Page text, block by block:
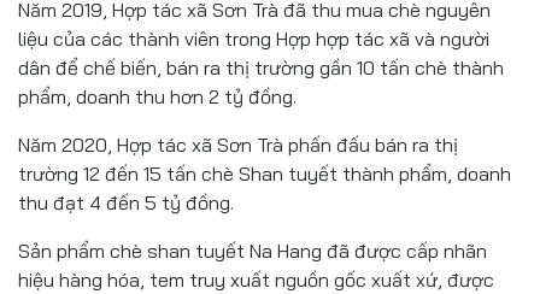
Năm 2019, Hợp tác xã Sơn Trà đã thu mua chè nguyên
liệu của các thành viên trong Hợp hợp tác xã và người
dân để chế biến, bán ra thị trường gần 10 tấn chè thành
phẩm, doanh thu hơn 2 tỷ đồng.
Năm 2020, Hợp tác xã Sơn Trà phấn đấu bán ra thị
trường 12 đến 15 tấn chè Shan tuyết thành phẩm, doanh
thu đạt 4 đến 5 tỷ đồng.
Sản phẩm chè shan tuyết Na Hang đã được cấp nhãn
hiệu hàng hóa, tem truy xuất nguồn gốc xuất xứ, được